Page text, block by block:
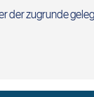
der zugrunde